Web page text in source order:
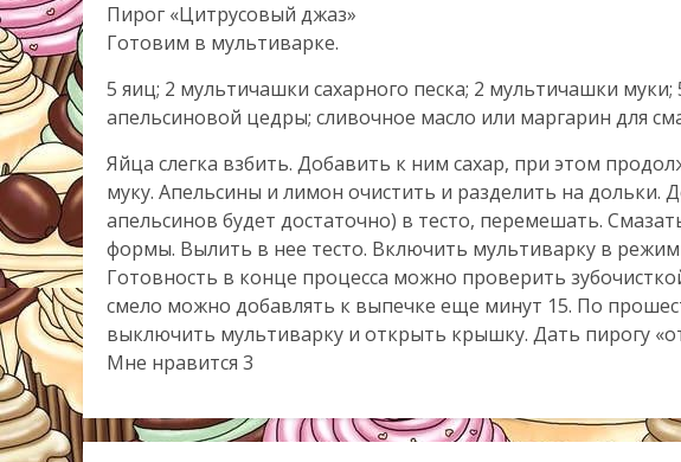
Пирог «Цитрусовый джаз»
Готовим в мультиварке.
5 яиц; 2 мультичашки сахарного песка; 2 мультичашки муки;
апельсиновой цедры; сливочное масло или маргарин для
Яйца слегка взбить. Добавить к ним сахар, при этом
муку. Апельсины и лимон очистить и разделить на дольки.
апельсинов будет достаточно) в тесто, перемешать.
формы. Вылить в нее тесто. Включить мультиварку в режим
Готовность в конце процесса можно проверить
смело можно добавлять к выпечке еще минут 15. По
выключить мультиварку и открыть крышку. Дать пирогу
Мне нравится 3